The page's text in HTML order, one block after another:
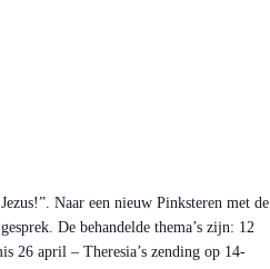
Naar een nieuw Pinksteren met de
De behandelde thema’s zijn: 12
26 april – Theresia’s zending op 14-